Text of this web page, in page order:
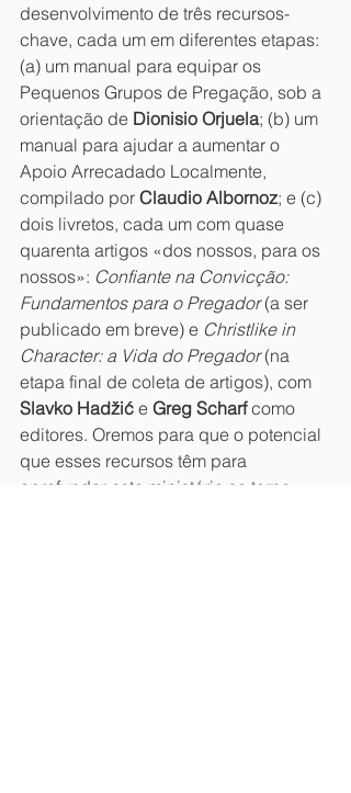
desenvolvimento de três recursos-
chave, cada um em diferentes etapas:
(a) um manual para equipar os
Pequenos Grupos de Pregação, sob a
orientação de Dionisio Orjuela; (b) um
manual para ajudar a aumentar o
Apoio Arrecadado Localmente,
compilado por Claudio Albornoz; e (c)
dois livretos, cada um com quase
quarenta artigos «dos nossos, para os
nossos»: Confiante na Convicção:
Fundamentos para o Pregador (a ser
publicado em breve) e Christlike in
Character: a Vida do Pregador (na
etapa final de coleta de artigos), com
Slavko Hadžić e Greg Scharf como
editores. Oremos para que o potencial
que esses recursos têm para
aprofundar este ministério se torne